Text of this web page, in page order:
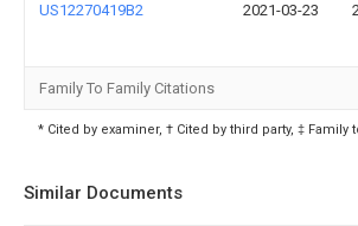
US12270419B2 2021-03-23
Family To Family Citations
* Cited by examiner, † Cited by third party, ‡ Family
Similar Documents